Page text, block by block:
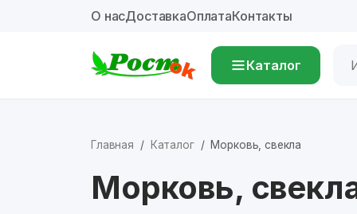
О насДоставкаОплатаКонтакты
Каталог
Главная Каталог Морковь, свекла
Морковь,